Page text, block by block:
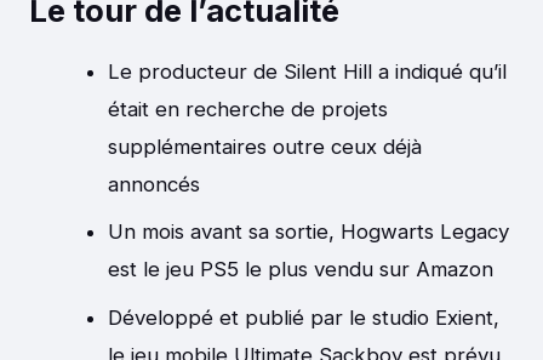
Le tour de l’actualité
Le producteur de Silent Hill a indiqué qu’il
était en recherche de projets
supplémentaires outre ceux déjà
annoncés
Un mois avant sa sortie, Hogwarts Legacy
est le jeu PS5 le plus vendu sur Amazon
Développé et publié par le studio Exient,
le jeu mobile Ultimate Sackboy est prévu